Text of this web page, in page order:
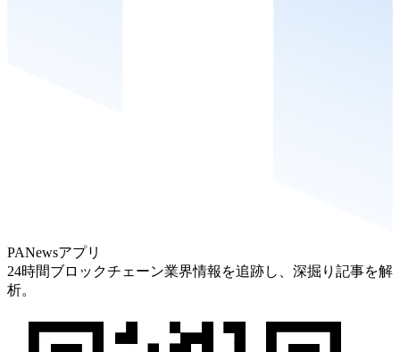
PANewsアプリ
24時間ブロックチェーン業界情報を追跡し、深掘り記事を解
析。